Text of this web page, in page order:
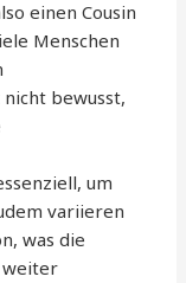
einen Cousin
Menschen
bewusst,
um
variieren
was die
weiter